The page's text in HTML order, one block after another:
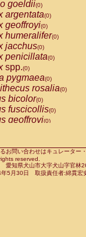
moloch
torquatus
spp.(0)
satanas(0)
monachus
pithecia(0)
agilis
Cercocebus
Cercocebus
Cercocebushybrid
anubis(0)
cynocephalus
hamadryas(0)
goeldii(0)
argentata(0)
geoffroyi(0)
humeralifer(0)
jacchus(0)
penicillata(0)
spp.(0)
pygmaea(0)
rosalia(0)
bicolor(0)
fuscicollis(0)
geoffroyi(0)
leucopus(0)
midas(0)
mystax(0)
お問い合わせはキュレータ
reserved.
愛知県犬山市大字犬山字官
5月30日 取扱責任者:綿貫宏